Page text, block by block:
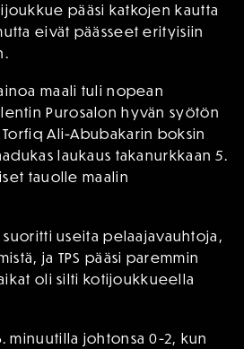
pääsi katkojen kautta
eivät päässeet erityisiin
maali tuli nopean
Purosalon hyvän syötön
Ali-Abubakarin boksin
laukaus takanurkkaan 5.
tauolle maalin
suoritti useita pelaajavauhtoja,
ja TPS pääsi paremmin
oli silti kotijoukkueella
minuutilla johtonsa 0-2, kun